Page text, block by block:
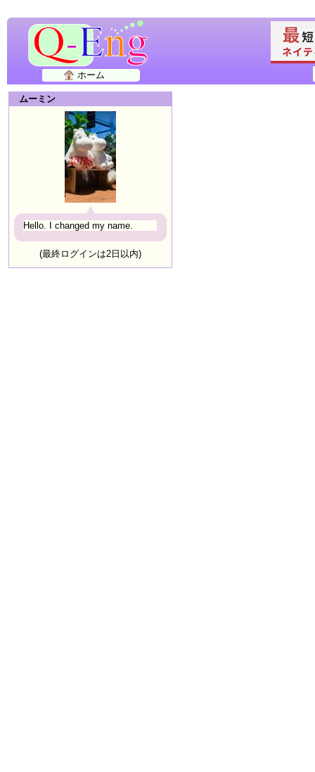
ホーム
ムーミン
Hello. I changed my name.
(最終ログインは2日以内)